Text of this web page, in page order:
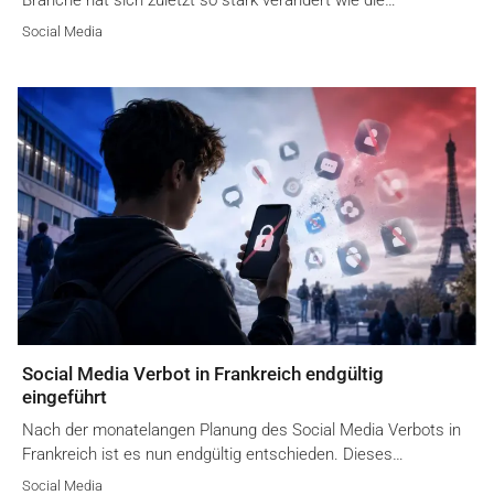
Social Media
Social Media Verbot in Frankreich endgültig
eingeführt
Nach der monatelangen Planung des Social Media Verbots in
Frankreich ist es nun endgültig entschieden. Dieses…
Social Media